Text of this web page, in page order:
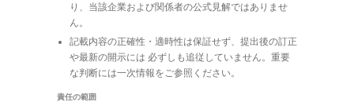
り、当該企業および関係者の公式見解ではありませ
ん。
記載内容の正確性・適時性は保証せず、提出後の訂正
や最新の開示には 必ずしも追従していません。重要
な判断には一次情報をご参照ください。
責任の範囲